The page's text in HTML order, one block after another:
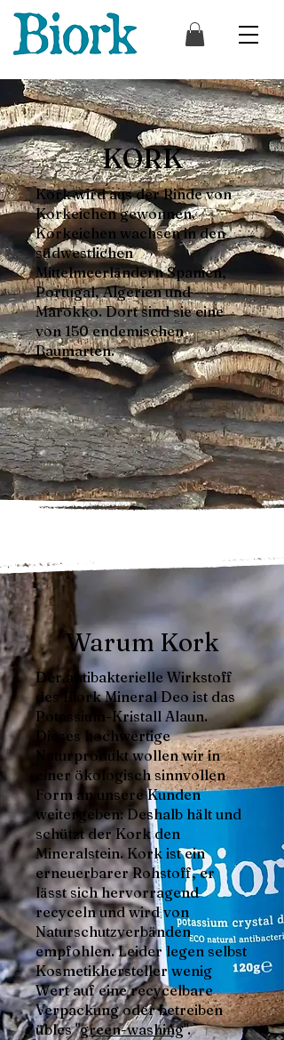
KORK
Kork wird aus der Rinde von
Korkeichen gewonnen.
Korkeichen wachsen in den
südwestlichen
Mittelmeerländern Spanien,
Portugal, Algerien und
Marokko. Dort sind sie eine
von 150 endemischen
Baumarten.
Warum Kork
Der antibakterielle Wirkstoff
des Biork Mineral Deo ist das
Potassium-Kristall Alaun.
Dieses hochwertige
Naturprodukt wollen wir in
einer ökologisch sinnvollen
Form an unsere Kunden
weitergeben: Deshalb hält und
schützt der Kork den
Mineralstein. Kork ist ein
erneuerbarer Rohstoff, er
lässt sich hervorragend
recyceln und wird von
Naturschutzverbänden
empfohlen. Leider legen selbst
Kosmetikhersteller wenig
Wert auf eine recycelbare
Verpackung oder betreiben
übles "green-washing".